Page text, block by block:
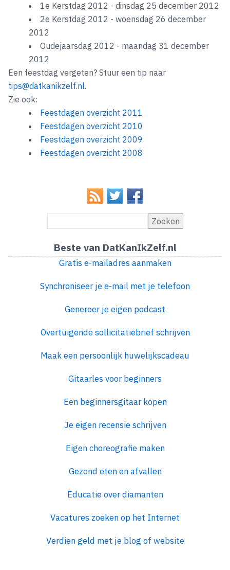
1e Kerstdag 2012 - dinsdag 25 december 2012
2e Kerstdag 2012 - woensdag 26 december
2012
Oudejaarsdag 2012 - maandag 31 december
2012
Een feestdag vergeten? Stuur een tip naar
tips@datkanikzelf.nl.
Zie ook:
Feestdagen overzicht 2011
Feestdagen overzicht 2010
Feestdagen overzicht 2009
Feestdagen overzicht 2008
Zoeken
Beste van DatKanIkZelf.nl
Gratis e-mailadres aanmaken
Synchroniseer je e-mail met je telefoon
Genereer je eigen podcast
Overtuigende sollicitatiebrief schrijven
Maak een persoonlijk huwelijkscadeau
Gitaarles voor beginners
Een beginnersgitaar kopen
Je eigen recensie schrijven
Eigen choreografie maken
Gezond eten en afvallen
Educatie over diamanten
Vacatures zoeken op het Internet
Verdien geld met je blog of website